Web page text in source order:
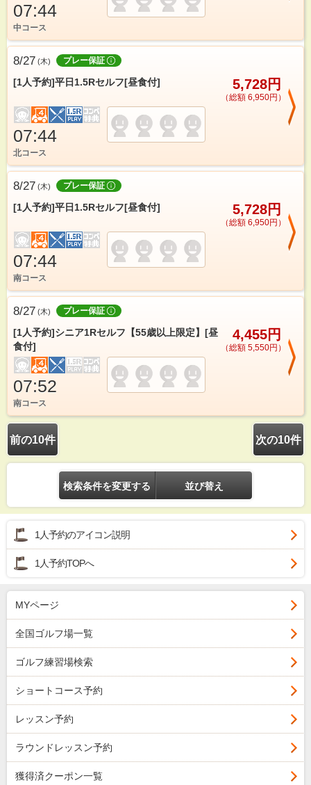
07:44
中コース
8/27 (木) プレー保証
[1人予約]平日1.5Rセルフ[昼食付] 5,728円
（総額 6,950円）
07:44
北コース
8/27 (木) プレー保証
[1人予約]平日1.5Rセルフ[昼食付] 5,728円
（総額 6,950円）
07:44
南コース
8/27 (木) プレー保証
[1人予約]シニア1Rセルフ【55歳以上限定】[昼
食付]
4,455円
（総額 5,550円）
07:52
南コース
前の10件 次の10件
検索条件を変更する 並び替え
1人予約のアイコン説明
1人予約TOPへ
MYページ
全国ゴルフ場一覧
ゴルフ練習場検索
ショートコース予約
レッスン予約
ラウンドレッスン予約
獲得済クーポン一覧